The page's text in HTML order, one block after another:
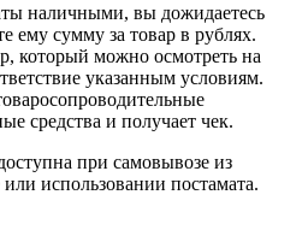
наличными, вы дожидаетесь
ему сумму за товар в рублях.
который можно осмотреть на
указанным условиям.
средства и получает чек.
при самовывозе из
использовании постамата.